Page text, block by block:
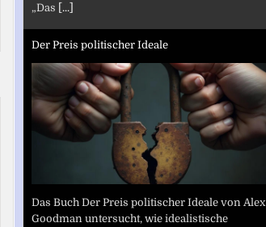
„Das [...]
Der Preis politischer Ideale
Das Buch Der Preis politischer Ideale von Alex
Goodman untersucht, wie idealistische